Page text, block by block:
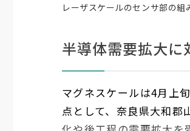
レーザスケールのセンサ部の組
半導体需要拡大に
マグネスケールは4月上
点として、奈良県大和郡